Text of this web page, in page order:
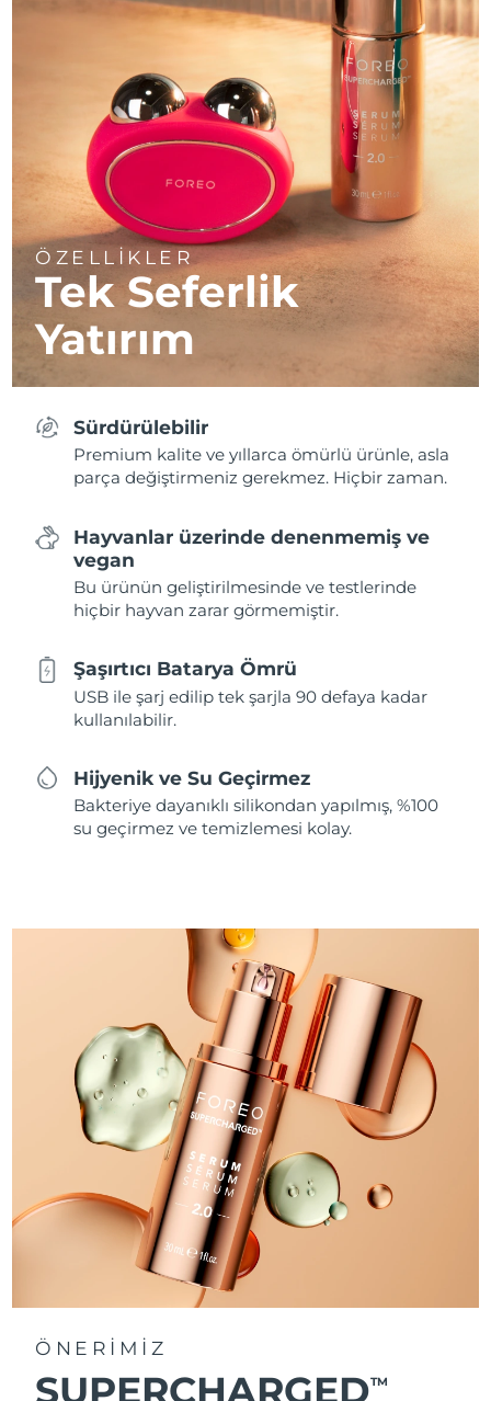
ÖZELLİKLER
Tek Seferlik
Yatırım
Sürdürülebilir
Premium kalite ve yıllarca ömürlü ürünle, asla
parça değiştirmeniz gerekmez. Hiçbir zaman.
Hayvanlar üzerinde denenmemiş ve
vegan
Bu ürünün geliştirilmesinde ve testlerinde
hiçbir hayvan zarar görmemiştir.
Şaşırtıcı Batarya Ömrü
USB ile şarj edilip tek şarjla 90 defaya kadar
kullanılabilir.
Hijyenik ve Su Geçirmez
Bakteriye dayanıklı silikondan yapılmış, %100
su geçirmez ve temizlemesi kolay.
ÖNERİMİZ
SUPERCHARGEDTM